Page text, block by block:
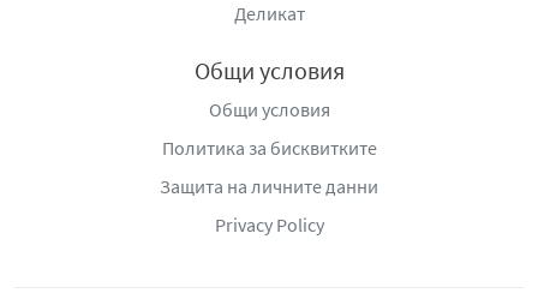
Деликат
Общи условия
Общи условия
Политика за бисквитките
Защита на личните данни
Privacy Policy